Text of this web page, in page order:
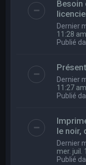
Besoin
Dernier
11:28 am
Publié
Dernier
11:27 am
Publié
le noir,
Dernier
mer. juil.
Publié